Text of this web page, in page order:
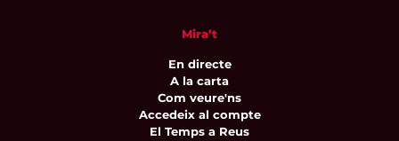
Mira’t
En directe
A la carta
Com veure'ns
Accedeix al compte
El Temps a Reus